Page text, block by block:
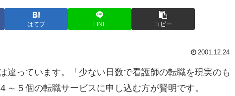
はてブ LINE コピー
2001.12.24
違っています。「少ない日数で看護師の転職を現実のも
５個の転職サービスに申し込む方が賢明です。